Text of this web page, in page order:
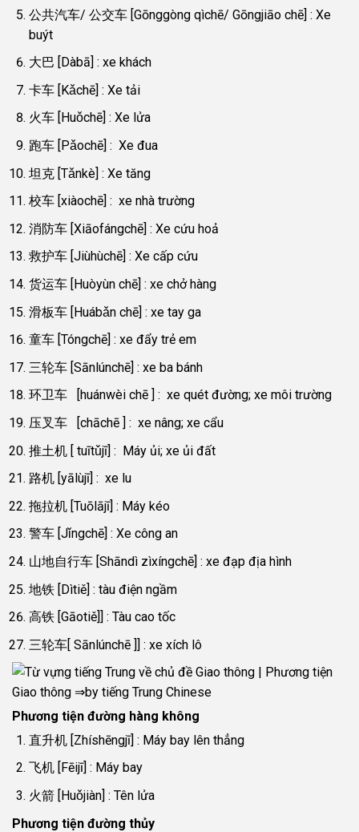
公共汽车/ 公交车 [Gōnggòng qìchē/ Gōngjiāo chē] : Xe
buýt
大巴 [Dàbā] : xe khách
卡车 [Kǎchē] : Xe tải
火车 [Huǒchē] : Xe lửa
跑车 [Pǎochē] : Xe đua
坦克 [Tǎnkè] : Xe tăng
校车 [xiàochē] : xe nhà trường
消防车 [Xiāofángchē] : Xe cứu hoả
救护车 [Jiùhùchē] : Xe cấp cứu
货运车 [Huòyùn chē] : xe chở hàng
滑板车 [Huábǎn chē] : xe tay ga
童车 [Tóngchē] : xe đẩy trẻ em
三轮车 [Sānlúnchē] : xe ba bánh
环卫车 [huánwèi chē ] : xe quét đường; xe môi trường
压叉车 [chāchē ] : xe nâng; xe cẩu
推土机 [ tuītǔjī] : Máy ủi; xe ủi đất
路机 [yālùjī] : xe lu
拖拉机 [Tuōlājī] : Máy kéo
警车 [Jǐngchē] : Xe công an
山地自行车 [Shāndì zìxíngchē] : xe đạp địa hình
地铁 [Dìtiě] : tàu điện ngầm
高铁 [Gāotiě]] : Tàu cao tốc
三轮车[ Sānlúnchē ]] : xe xích lô
Phương tiện đường hàng không
直升机 [Zhíshēngjī] : Máy bay lên thẳng
飞机 [Fēijī] : Máy bay
火箭 [Huǒjiàn] : Tên lửa
Phương tiện đường thủy